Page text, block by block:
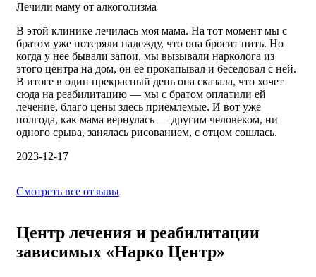
Лечили маму от алкоголизма
В этой клинике лечилась моя мама. На тот момент мы с
братом уже потеряли надежду, что она бросит пить. Но
когда у нее бывали запои, мы вызывали нарколога из
этого центра на дом, он ее прокапывал и беседовал с ней.
В итоге в один прекрасный день она сказала, что хочет
сюда на реабилитацию — мы с братом оплатили ей
лечение, благо цены здесь приемлемые. И вот уже
полгода, как мама вернулась — другим человеком, ни
одного срыва, занялась рисованием, с отцом сошлась.
2023-12-17
Смотреть все отзывы
Центр лечения и реабилитации
зависимых «Нарко Центр»